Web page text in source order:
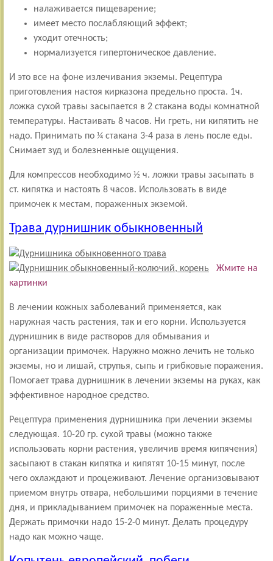
налаживается пищеварение;
имеет место послабляющий эффект;
уходит отечность;
нормализуется гипертоническое давление.
И это все на фоне излечивания экземы. Рецептура
приготовления настоя кирказона предельно проста. 1ч.
ложка сухой травы засыпается в 2 стакана воды комнатной
температуры. Настаивать 8 часов. Ни греть, ни кипятить не
надо. Принимать по ¼ стакана 3-4 раза в лень после еды.
Снимает зуд и болезненные ощущения.
Для компрессов необходимо ½ ч. ложки травы засыпать в
ст. кипятка и настоять 8 часов. Использовать в виде
примочек к местам, пораженных экземой.
Трава дурнишник обыкновенный
Жмите на
картинки
В лечении кожных заболеваний применяется, как
наружная часть растения, так и его корни. Используется
дурнишник в виде растворов для обмывания и
организации примочек. Наружно можно лечить не только
экземы, но и лишай, струпья, сыпь и грибковые поражения.
Помогает трава дурнишник в лечении экземы на руках, как
эффективное народное средство.
Рецептура применения дурнишника при лечении экземы
следующая. 10-20 гр. сухой травы (можно также
использовать корни растения, увеличив время кипячения)
засыпают в стакан кипятка и кипятят 10-15 минут, после
чего охлаждают и процеживают. Лечение организовывают
приемом внутрь отвара, небольшими порциями в течение
дня, и прикладыванием примочек на пораженные места.
Держать примочки надо 15-2-0 минут. Делать процедуру
надо как можно чаще.